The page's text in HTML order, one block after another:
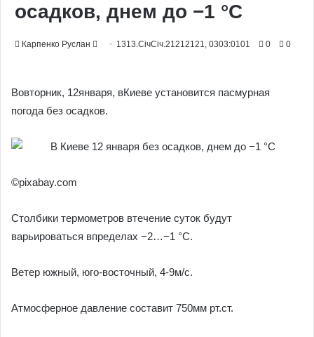
осадков, днем до −1 °С
Карпенко Руслан
Send 1313.СічСіч.21212121, 0303:0101 0 0
Вовторник, 12января, вКиеве установится пасмурная
погода без осадков.
©pixabay.com
Столбики термометров втечение суток будут
варьироваться впределах −2…−1 °С.
Ветер южный, юго-восточный, 4-9м/с.
Атмосферное давление составит 750мм рт.ст.